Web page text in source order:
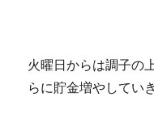
火曜日からは調子の
らに貯金増やしてい